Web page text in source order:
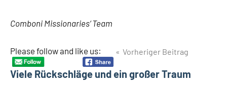
Comboni Missionaries‘ Team
Please follow and like us:
Schlagwörter
Pilgerweg
Weltjugendtag
BeitragsnavigationVorheriger Beitrag
Viele Rückschläge und ein großer Traum